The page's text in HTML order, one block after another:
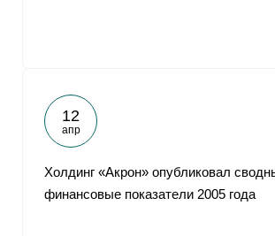
12
апр
Холдинг «Акрон» опубликовал
финансовые показатели 2005 года